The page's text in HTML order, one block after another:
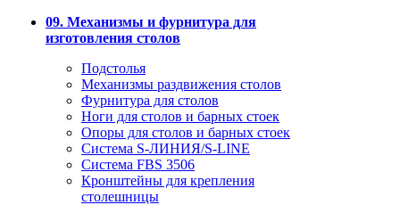
09. Механизмы и фурнитура для
изготовления столов
Подстолья
Механизмы раздвижения столов
Фурнитура для столов
Ноги для столов и барных стоек
Опоры для столов и барных стоек
Система S-ЛИНИЯ/S-LINE
Система FBS 3506
Кронштейны для крепления
столешницы